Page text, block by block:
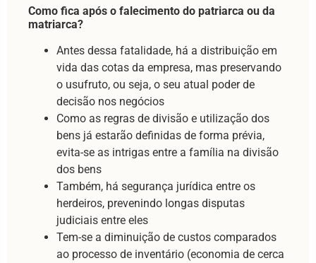
Como fica após o falecimento do patriarca ou da
matriarca?
Antes dessa fatalidade, há a distribuição em
vida das cotas da empresa, mas preservando
o usufruto, ou seja, o seu atual poder de
decisão nos negócios
Como as regras de divisão e utilização dos
bens já estarão definidas de forma prévia,
evita-se as intrigas entre a família na divisão
dos bens
Também, há segurança jurídica entre os
herdeiros, prevenindo longas disputas
judiciais entre eles
Tem-se a diminuição de custos comparados
ao processo de inventário (economia de cerca